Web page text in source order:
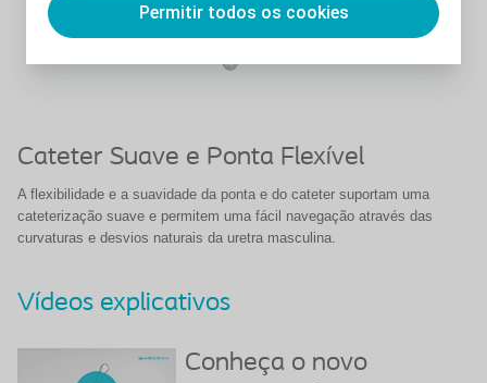
Permitir todos os cookies
Cateter Suave e Ponta Flexível
A flexibilidade e a suavidade da ponta e do cateter suportam uma
cateterização suave e permitem uma fácil navegação através das
curvaturas e desvios naturais da uretra masculina.
Vídeos explicativos
Conheça o novo